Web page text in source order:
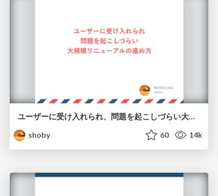
ユーザーに受け入れられ、問題を起こしづらい大規模リニューアルの進め方
shoby
60 14k